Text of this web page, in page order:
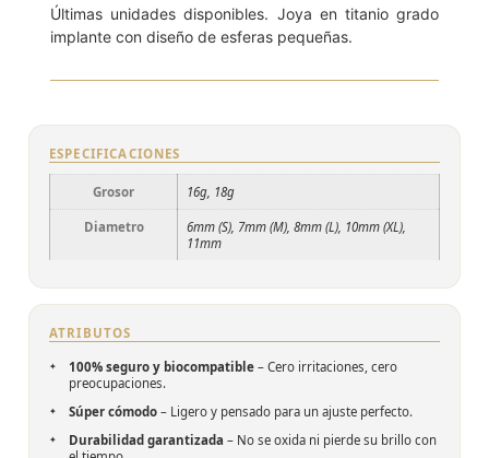
Últimas unidades disponibles. Joya en titanio grado
implante con diseño de esferas pequeñas.
ESPECIFICACIONES
Grosor 16g, 18g
Diametro
6mm (S), 7mm (M), 8mm (L), 10mm (XL),
11mm
ATRIBUTOS
100% seguro y biocompatible – Cero irritaciones, cero
preocupaciones.
Súper cómodo – Ligero y pensado para un ajuste perfecto.
Durabilidad garantizada – No se oxida ni pierde su brillo con